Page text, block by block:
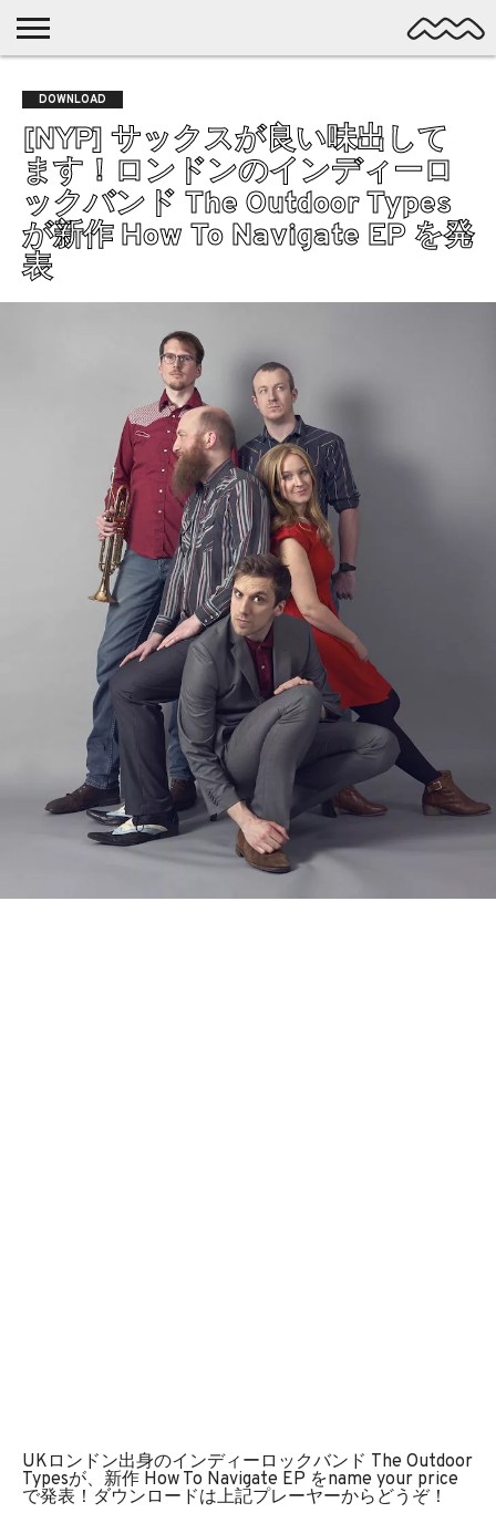
MUSIC
LATEST
POSTS
SPOTLIGHT
NYP
/ DL
DISCOVERY
ROCK
POP
ALTERNATIVE
ELECTRONIC
SSW
FOLK
PSYCH
POSTPUNK
SHOEGAZE
BEDROOM
DOWNLOAD
[NYP] サックスが良い味出して
ます！ロンドンのインディーロ
ックバンド The Outdoor Types
が新作 How To Navigate EP を発
表
UKロンドン出身のインディーロックバンド The Outdoor
Typesが、新作 How To Navigate EP をname your price
で発表！ダウンロードは上記プレーヤーからどうぞ！